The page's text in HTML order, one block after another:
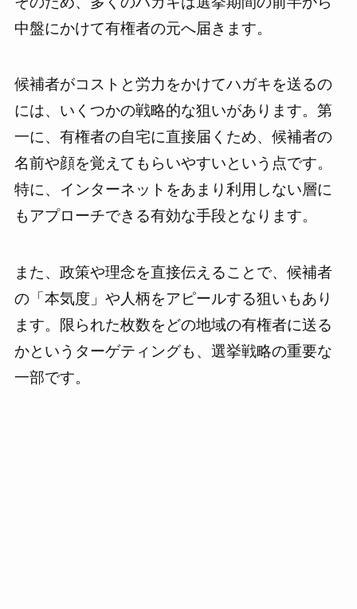
中盤にかけて有権者の元へ届きます。
候補者がコストと労力をかけてハガキを送るの
には、いくつかの戦略的な狙いがあります。第
一に、有権者の自宅に直接届くため、候補者の
名前や顔を覚えてもらいやすいという点です。
特に、インターネットをあまり利用しない層に
もアプローチできる有効な手段となります。
また、政策や理念を直接伝えることで、候補者
の「本気度」や人柄をアピールする狙いもあり
ます。限られた枚数をどの地域の有権者に送る
かというターゲティングも、選挙戦略の重要な
一部です。